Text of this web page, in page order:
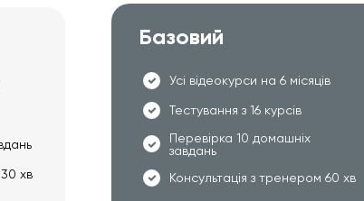
хв
Базовий
Усі відеокурси на 6 місяців
Тестування з 16 курсів
Перевірка 10 домашніх
завдань
Консультація з тренером 60 хв